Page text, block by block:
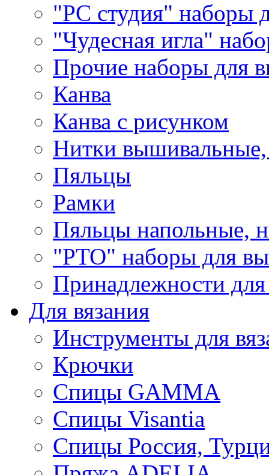
"РС студия" наборы
"Чудесная игла"
Прочие наборы для
Канва
Канва с рисунком
Нитки
Пяльцы
Рамки
Пяльцы напольные,
"РТО" наборы для
Принадлежности
Для вязания
Инструменты для
Крючки
Спицы GAMMA
Спицы Visantia
Спицы Россия,